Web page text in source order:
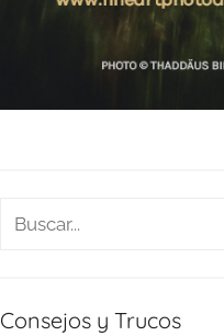
Buscar:
Consejos y Trucos